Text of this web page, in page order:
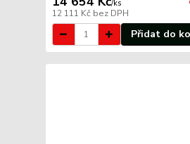
/ks
12 111 Kč bez DPH
Přidat do